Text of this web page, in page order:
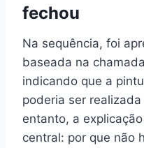
fechou
Na sequência, foi
baseada na
indicando que a
poderia ser
entanto, a
central: por que não